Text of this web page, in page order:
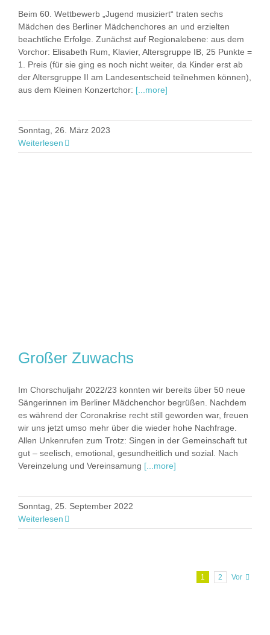
Beim 60. Wettbewerb „Jugend musiziert“ traten sechs
Mädchen des Berliner Mädchenchores an und erzielten
beachtliche Erfolge. Zunächst auf Regionalebene: aus dem
Vorchor: Elisabeth Rum, Klavier, Altersgruppe IB, 25 Punkte =
1. Preis (für sie ging es noch nicht weiter, da Kinder erst ab
der Altersgruppe II am Landesentscheid teilnehmen können),
aus dem Kleinen Konzertchor: [...more]
Sonntag, 26. März 2023
Weiterlesen
Großer Zuwachs
Im Chorschuljahr 2022/23 konnten wir bereits über 50 neue
Sängerinnen im Berliner Mädchenchor begrüßen. Nachdem
es während der Coronakrise recht still geworden war, freuen
wir uns jetzt umso mehr über die wieder hohe Nachfrage.
Allen Unkenrufen zum Trotz: Singen in der Gemeinschaft tut
gut – seelisch, emotional, gesundheitlich und sozial. Nach
Vereinzelung und Vereinsamung [...more]
Sonntag, 25. September 2022
Weiterlesen
1 2 Vor